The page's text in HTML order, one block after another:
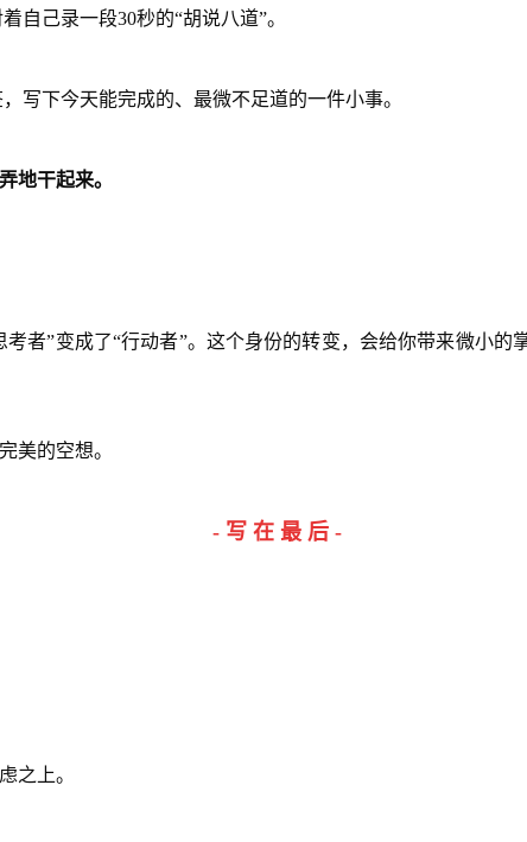
自己录一段30秒的“胡说八道”。
写下今天能完成的、最微不足道的一件小事。
地干起来。
者”变成了“行动者”。这个身份的转变，会给你带来微小
美的空想。
- 写 在 最 后 -
之上。